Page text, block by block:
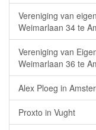
Vereniging van
Weimarlaan 34 te
Vereniging van
Weimarlaan 36 te
Alex Ploeg in
Proxto in Vught